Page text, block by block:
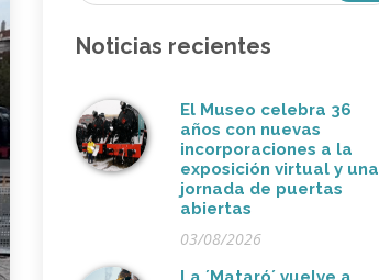
Noticias recientes
El Museo celebra 36
años con nuevas
incorporaciones a la
exposición virtual y una
jornada de puertas
abiertas
03/08/2026